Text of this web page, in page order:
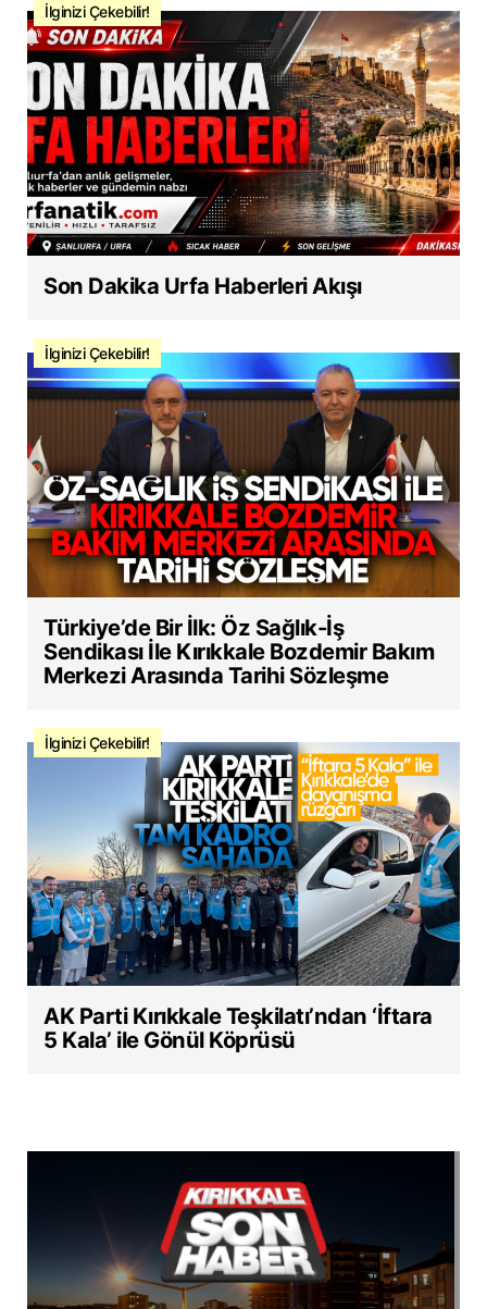
İlginizi Çekebilir!
Son Dakika Urfa Haberleri Akışı
İlginizi Çekebilir!
Türkiye’de Bir İlk: Öz Sağlık-İş
Sendikası İle Kırıkkale Bozdemir Bakım
Merkezi Arasında Tarihi Sözleşme
İlginizi Çekebilir!
AK Parti Kırıkkale Teşkilatı’ndan ‘İftara
5 Kala’ ile Gönül Köprüsü